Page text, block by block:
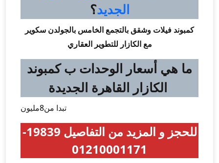
الجديد؟
كمبوند فيلات وشقق بالتجمع الخامس بالجولدن سكوير
مع الكازار للتطوير العقاري
ما هي أسعار الوحدات ب كمبوند
تبدا من8مليون
للحجز و المزيد من التفاصيل 19839-
01210001171